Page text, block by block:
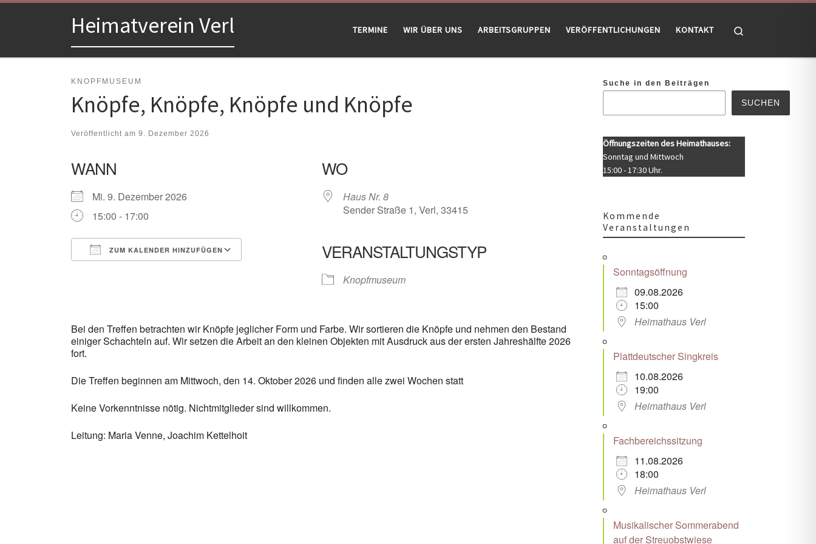
Zum Inhalt springenHeimatverein Verl TERMINE WIR ÜBER UNS ARBEITSGRUPPEN VERÖFFENTLICHUNGEN KONTAKT
KNOPFMUSEUM
Knöpfe, Knöpfe, Knöpfe und Knöpfe
Veröffentlicht am 9. Dezember 2026
WANN
Mi. 9. Dezember 2026
15:00 - 17:00
ZUM KALENDER HINZUFÜGEN
Google Kalender Office 365
WO
Haus Nr. 8
Sender Straße 1, Verl, 33415
VERANSTALTUNGSTYP
Knopfmuseum
Bei den Treffen betrachten wir Knöpfe jeglicher Form und Farbe. Wir sortieren die Knöpfe und nehmen den Bestand
einiger Schachteln auf. Wir setzen die Arbeit an den kleinen Objekten mit Ausdruck aus der ersten Jahreshälfte 2026
fort.
Die Treffen beginnen am Mittwoch, den 14. Oktober 2026 und finden alle zwei Wochen statt
Keine Vorkenntnisse nötig. Nichtmitglieder sind willkommen.
Leitung: Maria Venne, Joachim Kettelhoit
Suche in den Beiträgen
SUCHEN
Öffnungszeiten des Heimathauses:
Sonntag und Mittwoch
15:00 - 17:30 Uhr.
Kommende
Veranstaltungen
Sonntagsöffnung
09.08.2026
15:00
Heimathaus Verl
Plattdeutscher Singkreis
10.08.2026
19:00
Heimathaus Verl
Fachbereichssitzung
11.08.2026
18:00
Heimathaus Verl
Musikalischer Sommerabend
auf der Streuobstwiese